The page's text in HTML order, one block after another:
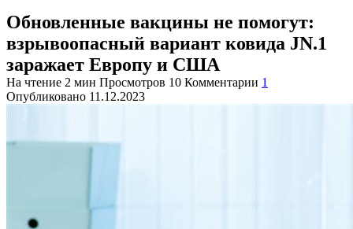
Обновленные вакцины не помогут:
взрывоопасный вариант ковида JN.1
заражает Европу и США
На чтение 2 мин Просмотров 10 Комментарии 1
Опубликовано 11.12.2023